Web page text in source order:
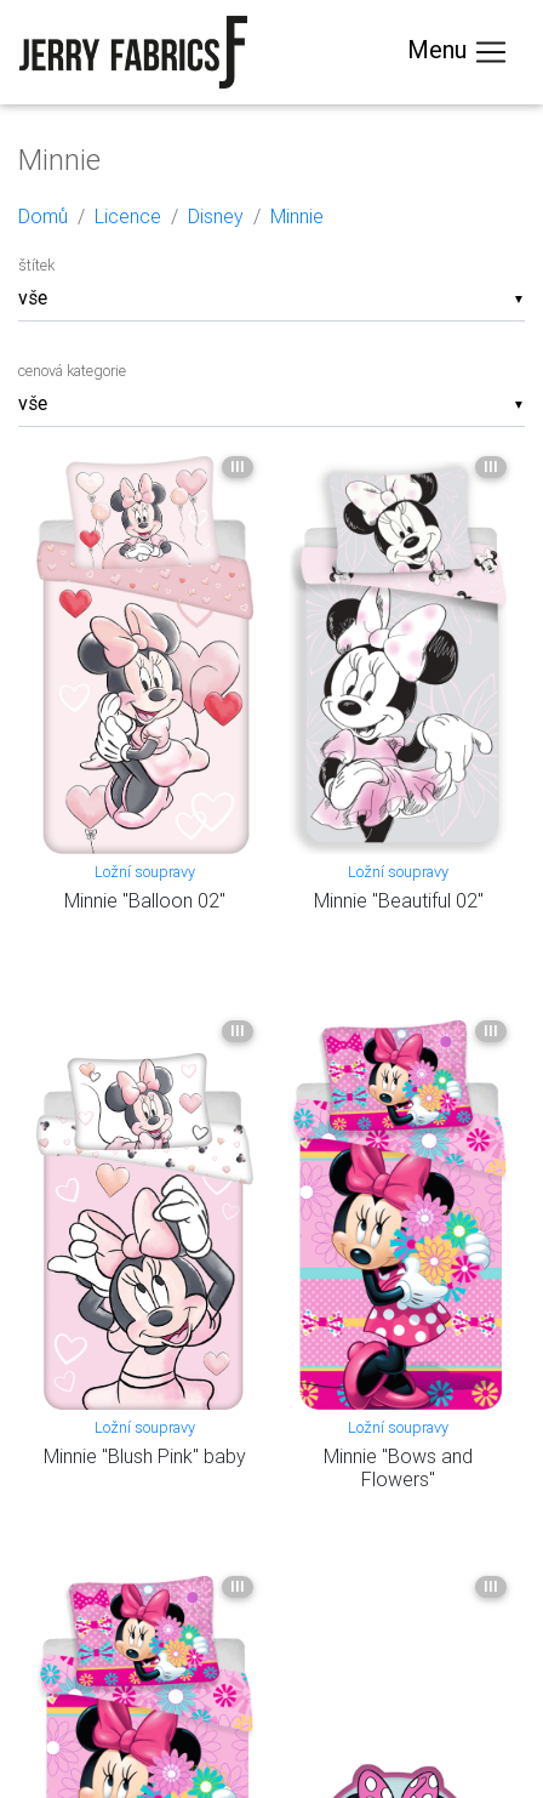
Menu
Minnie
Domů Licence Disney Minnie
▼
štítek
▼
cenová kategorie
III
Ložní soupravy
Minnie "Balloon 02"
III
Ložní soupravy
Minnie "Beautiful 02"
III
Ložní soupravy
Minnie "Blush Pink" baby
III
Ložní soupravy
Minnie "Bows and
Flowers"
III III